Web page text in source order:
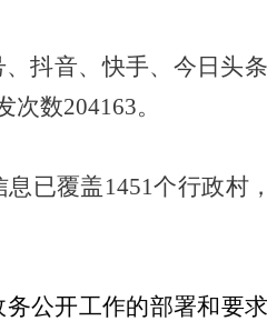
、抖音、快手、今日头
次数204163。
息已覆盖1451个行政村
公开工作的部署和要